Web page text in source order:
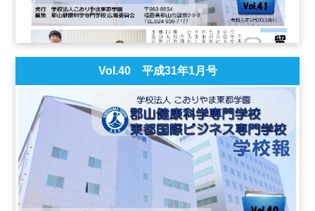
Vol.40 平成31年1月号